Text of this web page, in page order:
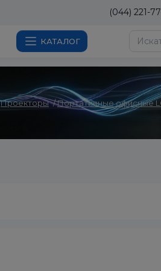
(044) 221-
КАТАЛОГ
Проекторы Портативные офисные